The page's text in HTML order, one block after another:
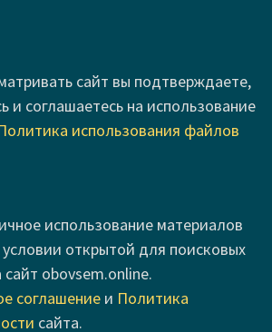
сайт вы подтверждаете,
и соглашаетесь на использование
использования файлов
использование материалов
открытой для поисковых
obovsem.online.
соглашениеи Политика
сайта.